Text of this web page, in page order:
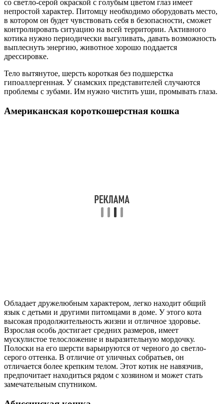
со светло-серой окраской с голубым цветом глаз имеет
непростой характер. Питомцу необходимо оборудовать место,
в котором он будет чувствовать себя в безопасности, сможет
контролировать ситуацию на всей территории. Активного
котика нужно периодически выгуливать, давать возможность
выплеснуть энергию, животное хорошо поддается
дрессировке.
Тело вытянутое, шерсть короткая без подшерстка
гипоаллергенная. У сиамских представителей случаются
проблемы с зубами. Им нужно чистить уши, промывать глаза.
Американская короткошерстная кошка
Обладает дружелюбным характером, легко находит общий
язык с детьми и другими питомцами в доме. У этого кота
высокая продолжительность жизни и отличное здоровье.
Взрослая особь достигает средних размеров, имеет
мускулистое телосложение и выразительную мордочку.
Полоски на его шерсти варьируются от черного до светло-
серого оттенка. В отличие от уличных собратьев, он
отличается более крепким телом. Этот котик не навязчив,
предпочитает находиться рядом с хозяином и может стать
замечательным спутником.